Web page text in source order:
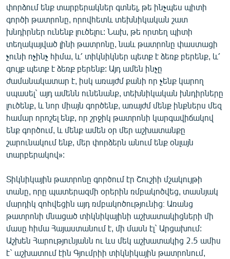
Հայերեն
English
Русский
ՀԵՏԵՎԵՔ ՄԵԶ
«Ազատության» բոլոր կայքերը
փորձում ենք տարբերակներ գտնել, թե ինչպես պիտի
գործի թատրոնը, որովհետև տեխնիկական շատ
խնդիրներ ունենք լուծելու: Նախ, թե որտեղ պիտի
տեղակայված լինի թատրոնը, նաև թատրոնը փաստացի
չունի ոչինչ հիմա, և՛ տիկնիկներ պետք է ձեռք բերենք, և՛
գույք պետք է ձեռք բերենք: Այդ ամեն ինչը
ժամանակատար է, իսկ առայժմ քանի որ չենք կարող
սպասել` այդ ամենն ունենանք, տեխնիկական խնդիրները
լուծենք, և նոր միայն գործենք, առայժմ մենք ինքներս մեզ
համար որոշել ենք, որ շրջիկ թատրոնի կարգավիճակով
ենք գործում, և մենք ամեն օր մեր աշխատանքը
շարունակում ենք, մեր փորձերն անում ենք օնլայն
տարբերակով»:
Տիկնիկային թատրոնը գործում էր Շուշիի մշակույթի
տանը, որը պատերազմի օրերին ռմբակոծվեց, տասնյակ
մարդիկ զոհվեցին այդ ռմբակոծությունից։ Առանց
թատրոնի մնացած տիկնիկայինի աշխատակիցների մի
մասը հիմա Հայաստանում է, մի մասն էլ` Արցախում:
Աշխեն Հարությունյանն ու ևս մեկ աշխատակից 2.5 ամիս
է` աշխատում էին Գյումրիի տիկնիկային թատրոնում,